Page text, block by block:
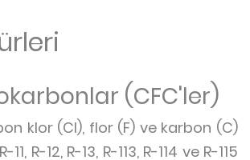
(CFC'ler)
klor (Cl), flor (F) ve karbon (C)
R-12, R-13, R-113, R-114 ve R-115